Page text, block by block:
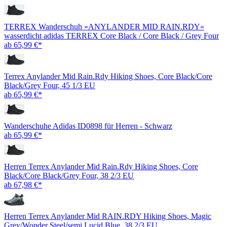
TERREX Wanderschuh »ANYLANDER MID RAIN.RDY«
wasserdicht adidas TERREX Core Black / Core Black / Grey Four
ab 65,99 €*
Terrex Anylander Mid Rain.Rdy Hiking Shoes, Core Black/Core
Black/Grey Four, 45 1/3 EU
ab 65,99 €*
Wanderschuhe Adidas ID0898 für Herren - Schwarz
ab 65,99 €*
Herren Terrex Anylander Mid Rain.Rdy Hiking Shoes, Core
Black/Core Black/Grey Four, 38 2/3 EU
ab 67,98 €*
Herren Terrex Anylander Mid RAIN.RDY Hiking Shoes, Magic
Grey/Wonder Steel/semi Lucid Blue, 38 2/3 EU